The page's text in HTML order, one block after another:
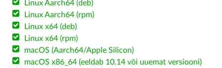
Linux Aarch64 (deb)
Linux Aarch64 (rpm)
Linux x64 (deb)
Linux x64 (rpm)
macOS (Aarch64/Apple Silicon)
macOS x86_64 (eeldab 10.14 või uuemat versiooni)